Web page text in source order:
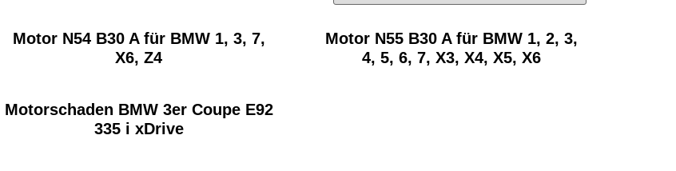
Motor N54 B30 A für BMW 1, 3, 7,
X6, Z4
Motor N55 B30 A für BMW 1, 2, 3,
4, 5, 6, 7, X3, X4, X5, X6
Motorschaden BMW 3er Coupe E92
335 i xDrive